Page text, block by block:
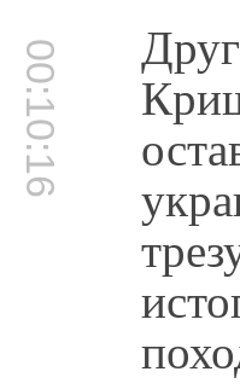
00:10:16